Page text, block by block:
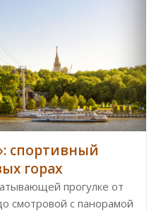
спортивный
горах
прогулке от
смотровой с панорамой